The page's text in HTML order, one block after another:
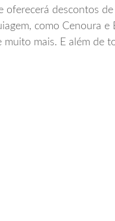
oferecerá descontos
como Cenoura e
muito mais. E além de